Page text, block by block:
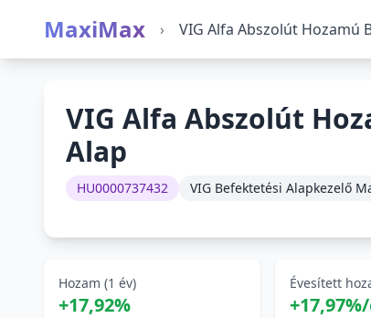
MaxiMax › VIG Alfa Abszolút Hozamú
VIG Alfa Abszolút
Alap
HU0000737432 VIG Befektetési Alapkezelő
Hozam (1 év)
+17,92%
Évesített